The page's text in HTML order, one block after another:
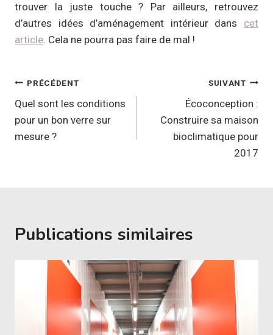
trouver la juste touche ? Par ailleurs, retrouvez
d’autres idées d’aménagement intérieur dans cet
article. Cela ne pourra pas faire de mal !
Navigation
de
l’article
PRÉCÉDENT
Quel sont les conditions
pour un bon verre sur
mesure ?
SUIVANT
Écoconception :
Construire sa maison
bioclimatique pour
2017
Publications similaires